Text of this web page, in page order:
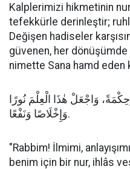
Kalplerimizi hikmetinin
tefekkürle derinleştir;
Değişen hadiseler
güvenen, her
nimette Sana hamd eden
وَاجْعَلْ هٰذَا الْعِلْمَ نُورًا
وَإِخْلَاصًا وَنَفْعًا.
"Rabbim! İlmimi,
benim için bir nur, ihlâs